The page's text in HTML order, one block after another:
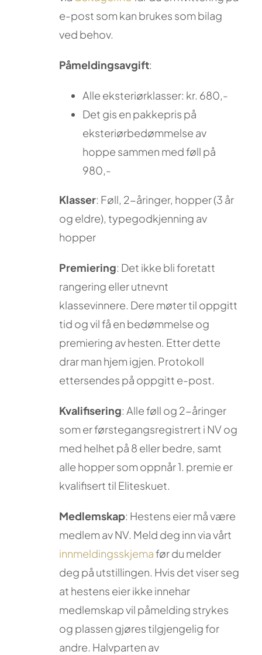
e-post som kan brukes som bilag
ved behov.
Påmeldingsavgift:
Alle eksteriørklasser: kr. 680,-
Det gis en pakkepris på
eksteriørbedømmelse av
hoppe sammen med føll på
980,-
Klasser: Føll, 2-åringer, hopper (3 år
og eldre), typegodkjenning av
hopper
Premiering: Det ikke bli foretatt
rangering eller utnevnt
klassevinnere. Dere møter til oppgitt
tid og vil få en bedømmelse og
premiering av hesten. Etter dette
drar man hjem igjen. Protokoll
ettersendes på oppgitt e-post.
Kvalifisering: Alle føll og 2-åringer
som er førstegangsregistrert i NV og
med helhet på 8 eller bedre, samt
alle hopper som oppnår 1. premie er
kvalifisert til Eliteskuet.
Medlemskap: Hestens eier må være
medlem av NV. Meld deg inn via vårt
innmeldingsskjemafør du melder
deg på utstillingen. Hvis det viser seg
at hestens eier ikke innehar
medlemskap vil påmelding strykes
og plassen gjøres tilgjengelig for
andre. Halvparten av